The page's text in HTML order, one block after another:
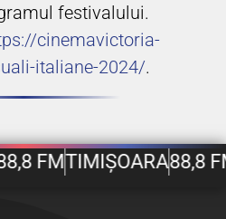
festivalului.
cinemavictoria-
italiane-2024/.
FMTIMIȘOARA88,8 FM